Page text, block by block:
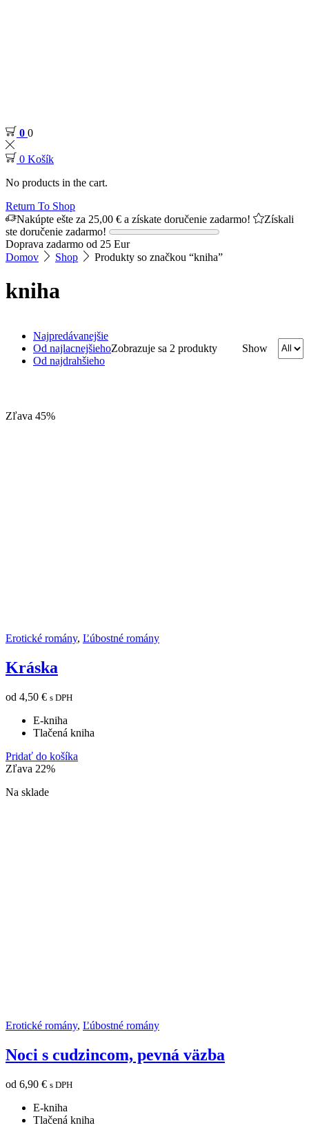
0 0
0 Košík
No products in the cart.
Return To Shop
Nakúpte ešte za 25,00 € a získate doručenie zadarmo!
Získali
ste doručenie zadarmo!
Doprava zadarmo od 25 Eur
Domov
Shop Produkty so značkou “kniha”
kniha
Najpredávanejšie
Od najlacnejšieho
Od najdrahšieho
Zobrazuje sa 2 produkty Show
Zľava 45%
Erotické romány, Ľúbostné romány
Kráska
od 4,50 € s DPH
E-kniha
Tlačená kniha
Pridať do košíka
Zľava 22%
Na sklade
Erotické romány, Ľúbostné romány
Noci s cudzincom, pevná väzba
od 6,90 € s DPH
E-kniha
Tlačená kniha